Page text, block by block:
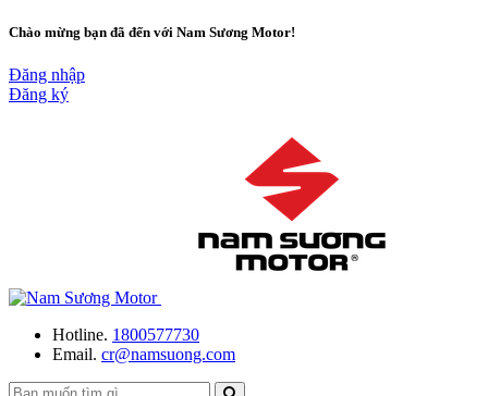
Chào mừng bạn đã đến với Nam Sương Motor!
Đăng nhập
Đăng ký
Hotline. 1800577730
Email. cr@namsuong.com